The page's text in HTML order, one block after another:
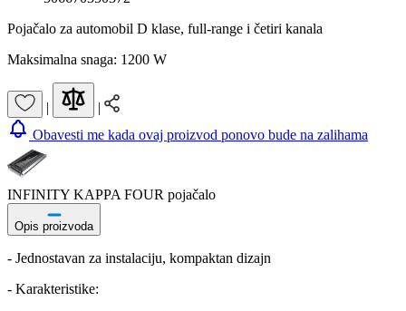
Pojačalo za automobil D klase, full-range i četiri kanala
Maksimalna snaga: 1200 W
|
|
Obavesti me kada ovaj proizvod ponovo bude na zalihama
INFINITY KAPPA FOUR pojačalo
Opis proizvoda
- Jednostavan za instalaciju, kompaktan dizajn
- Karakteristike: